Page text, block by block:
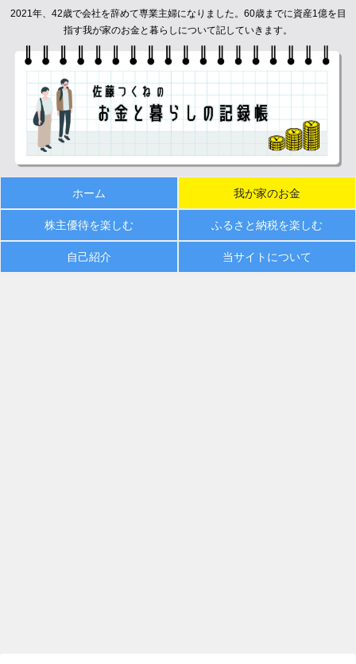
2021年、42歳で会社を辞めて専業主婦になりました。60歳までに資産1億を目
指す我が家のお金と暮らしについて記していきます。
ホーム 我が家のお金
株主優待を楽しむ ふるさと納税を楽しむ
自己紹介 当サイトについて